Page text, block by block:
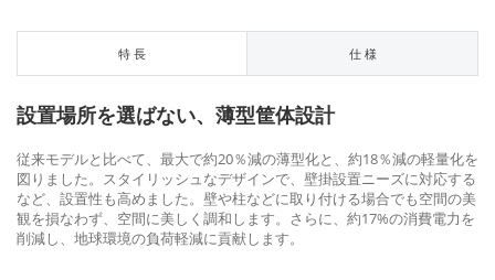
特 長 仕 様
設置場所を選ばない、薄型筐体設計
従来モデルと比べて、最大で約20％減の薄型化と、約18％減の軽量化を
図りました。スタイリッシュなデザインで、壁掛設置ニーズに対応する
など、設置性も高めました。壁や柱などに取り付ける場合でも空間の美
観を損なわず、空間に美しく調和します。さらに、約17%の消費電力を
削減し、地球環境の負荷軽減に貢献します。